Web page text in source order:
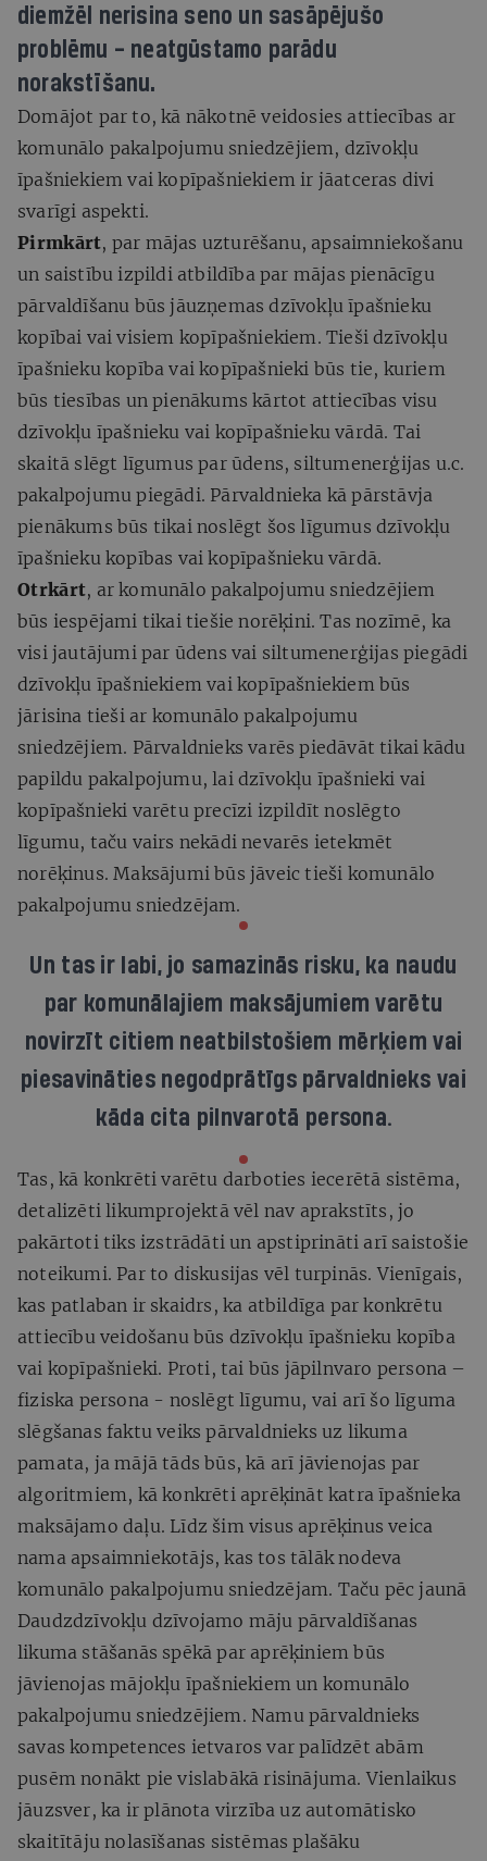
diemžēl nerisina seno un sasāpējušo
problēmu – neatgūstamo parādu
norakstīšanu.
Domājot par to, kā nākotnē veidosies attiecības ar
komunālo pakalpojumu sniedzējiem, dzīvokļu
īpašniekiem vai kopīpašniekiem ir jāatceras divi
svarīgi aspekti.
Pirmkārt, par mājas uzturēšanu, apsaimniekošanu
un saistību izpildi atbildība par mājas pienācīgu
pārvaldīšanu būs jāuzņemas dzīvokļu īpašnieku
kopībai vai visiem kopīpašniekiem. Tieši dzīvokļu
īpašnieku kopība vai kopīpašnieki būs tie, kuriem
būs tiesības un pienākums kārtot attiecības visu
dzīvokļu īpašnieku vai kopīpašnieku vārdā. Tai
skaitā slēgt līgumus par ūdens, siltumenerģijas u.c.
pakalpojumu piegādi. Pārvaldnieka kā pārstāvja
pienākums būs tikai noslēgt šos līgumus dzīvokļu
īpašnieku kopības vai kopīpašnieku vārdā.
Otrkārt, ar komunālo pakalpojumu sniedzējiem
būs iespējami tikai tiešie norēķini. Tas nozīmē, ka
visi jautājumi par ūdens vai siltumenerģijas piegādi
dzīvokļu īpašniekiem vai kopīpašniekiem būs
jārisina tieši ar komunālo pakalpojumu
sniedzējiem. Pārvaldnieks varēs piedāvāt tikai kādu
papildu pakalpojumu, lai dzīvokļu īpašnieki vai
kopīpašnieki varētu precīzi izpildīt noslēgto
līgumu, taču vairs nekādi nevarēs ietekmēt
norēķinus. Maksājumi būs jāveic tieši komunālo
pakalpojumu sniedzējam.
Un tas ir labi, jo samazinās risku, ka naudu
par komunālajiem maksājumiem varētu
novirzīt citiem neatbilstošiem mērķiem vai
piesavināties negodprātīgs pārvaldnieks vai
kāda cita pilnvarotā persona.
Tas, kā konkrēti varētu darboties iecerētā sistēma,
detalizēti likumprojektā vēl nav aprakstīts, jo
pakārtoti tiks izstrādāti un apstiprināti arī saistošie
noteikumi. Par to diskusijas vēl turpinās. Vienīgais,
kas patlaban ir skaidrs, ka atbildīga par konkrētu
attiecību veidošanu būs dzīvokļu īpašnieku kopība
vai kopīpašnieki. Proti, tai būs jāpilnvaro persona –
fiziska persona - noslēgt līgumu, vai arī šo līguma
slēgšanas faktu veiks pārvaldnieks uz likuma
pamata, ja mājā tāds būs, kā arī jāvienojas par
algoritmiem, kā konkrēti aprēķināt katra īpašnieka
maksājamo daļu. Līdz šim visus aprēķinus veica
nama apsaimniekotājs, kas tos tālāk nodeva
komunālo pakalpojumu sniedzējam. Taču pēc jaunā
Daudzdzīvokļu dzīvojamo māju pārvaldīšanas
likuma stāšanās spēkā par aprēķiniem būs
jāvienojas mājokļu īpašniekiem un komunālo
pakalpojumu sniedzējiem. Namu pārvaldnieks
savas kompetences ietvaros var palīdzēt abām
pusēm nonākt pie vislabākā risinājuma. Vienlaikus
jāuzsver, ka ir plānota virzība uz automātisko
skaitītāju nolasīšanas sistēmas plašāku